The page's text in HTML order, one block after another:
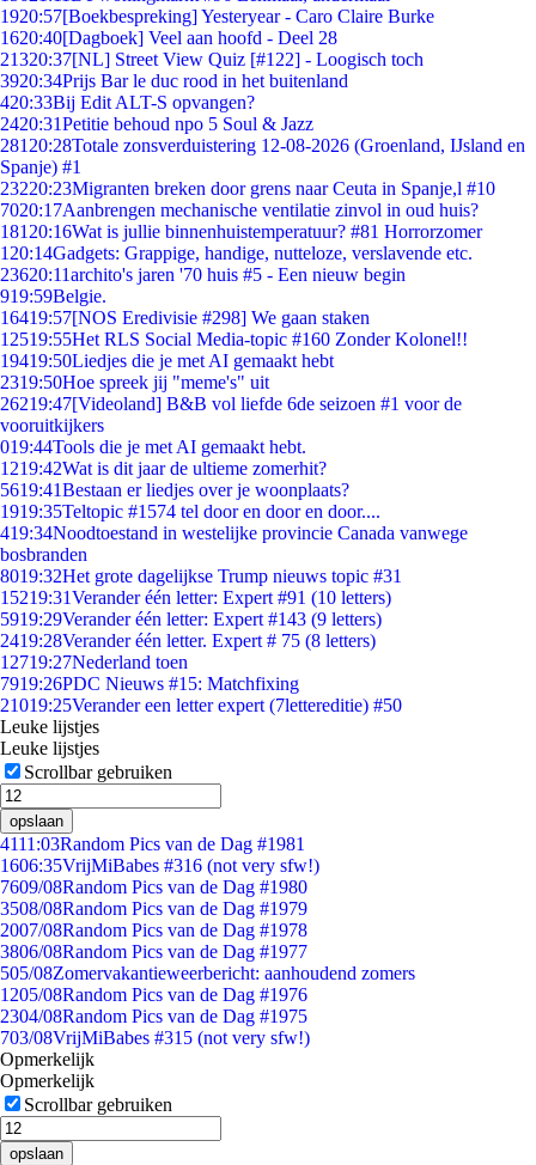
1920:57[Boekbespreking] Yesteryear - Caro Claire Burke
1620:40[Dagboek] Veel aan hoofd - Deel 28
21320:37[NL] Street View Quiz [#122] - Loogisch toch
3920:34Prijs Bar le duc rood in het buitenland
420:33Bij Edit ALT-S opvangen?
2420:31Petitie behoud npo 5 Soul & Jazz
281 20:28Totale zonsverduistering 12-08-2026 (Groenland, IJsland en
Spanje) #1
23220:23Migranten breken door grens naar Ceuta in Spanje,l #10
7020:17Aanbrengen mechanische ventilatie zinvol in oud huis?
181 20:16Wat is jullie binnenhuistemperatuur? #81 Horrorzomer
1 20:14Gadgets: Grappige, handige, nutteloze, verslavende etc.
23620:11archito's jaren '70 huis #5 - Een nieuw begin
919:59Belgie.
16419:57[NOS Eredivisie #298] We gaan staken
12519:55Het RLS Social Media-topic #160 Zonder Kolonel!!
19419:50Liedjes die je met AI gemaakt hebt
2319:50Hoe spreek jij "meme's" uit
26219:47[Videoland] B&B vol liefde 6de seizoen #1 voor de
vooruitkijkers
019:44Tools die je met AI gemaakt hebt.
1219:42Wat is dit jaar de ultieme zomerhit?
5619:41Bestaan er liedjes over je woonplaats?
1919:35Teltopic #1574 tel door en door en door....
419:34Noodtoestand in westelijke provincie Canada vanwege
bosbranden
8019:32Het grote dagelijkse Trump nieuws topic #31
15219:31Verander één letter: Expert #91 (10 letters)
5919:29Verander één letter: Expert #143 (9 letters)
2419:28Verander één letter. Expert # 75 (8 letters)
12719:27Nederland toen
7919:26PDC Nieuws #15: Matchfixing
21019:25Verander een letter expert (7lettereditie) #50
Leuke lijstjes
Leuke lijstjes
Scrollbar gebruiken
opslaan
4111:03Random Pics van de Dag #1981
1606:35VrijMiBabes #316 (not very sfw!)
7609/08Random Pics van de Dag #1980
3508/08Random Pics van de Dag #1979
2007/08Random Pics van de Dag #1978
3806/08Random Pics van de Dag #1977
505/08Zomervakantieweerbericht: aanhoudend zomers
1205/08Random Pics van de Dag #1976
2304/08Random Pics van de Dag #1975
703/08VrijMiBabes #315 (not very sfw!)
Opmerkelijk
Opmerkelijk
Scrollbar gebruiken
opslaan